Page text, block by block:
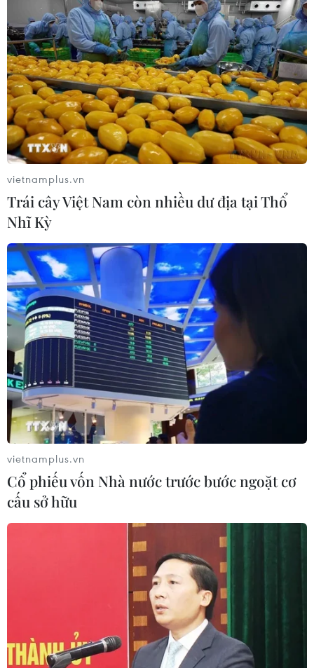
vietnamplus.vn
Trái cây Việt Nam còn nhiều dư địa tại Thổ
Nhĩ Kỳ
vietnamplus.vn
Cổ phiếu vốn Nhà nước trước bước ngoặt cơ
cấu sở hữu